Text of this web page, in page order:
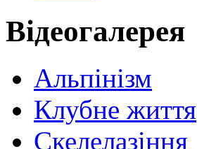
Відеогалерея
Альпінізм
Клубне життя
Скелелазіння